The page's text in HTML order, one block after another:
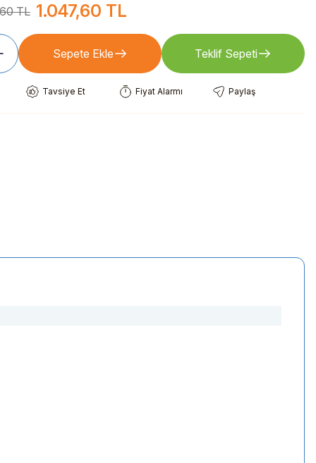
TL 1.047,60 TL
Sepete Ekle Teklif Sepeti
Tavsiye Et Fiyat Alarmı Paylaş